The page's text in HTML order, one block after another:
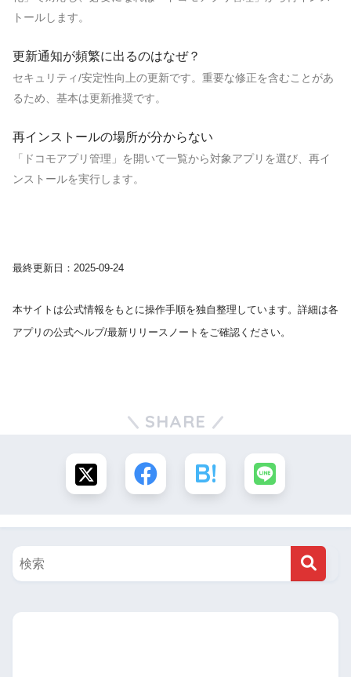
トールします。
更新通知が頻繁に出るのはなぜ？
セキュリティ/安定性向上の更新です。重要な修正を含むことがあ
るため、基本は更新推奨です。
再インストールの場所が分からない
「ドコモアプリ管理」を開いて一覧から対象アプリを選び、再イ
ンストールを実行します。
最終更新日：2025-09-24
本サイトは公式情報をもとに操作手順を独自整理しています。詳細は各
アプリの公式ヘルプ/最新リリースノートをご確認ください。
SHARE